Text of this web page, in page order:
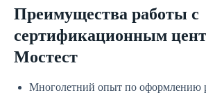
Преимущества работы с
сертификационным
Мостест
Многолетний опыт по оформлению